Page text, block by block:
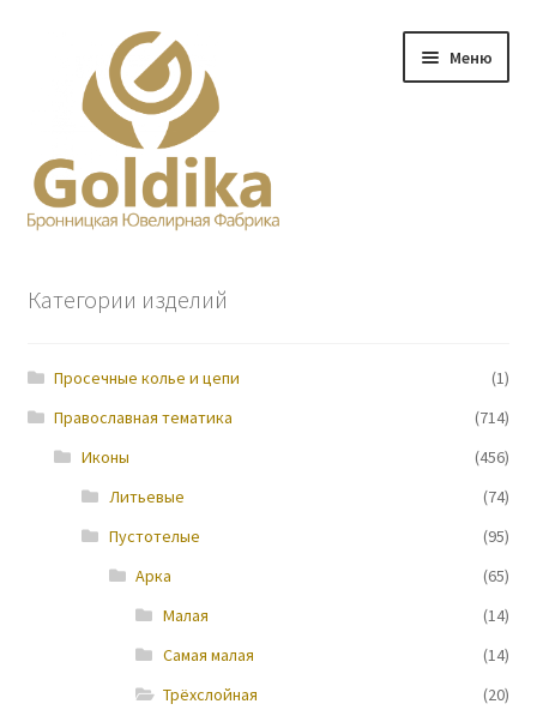
навигации
содержимому
Меню
Прайс-лист
Контакты
Категории изделий
Просечные колье и цепи
(1)
Православная тематика
(714)
Иконы
(456)
Литьевые
(74)
Пустотелые
(95)
Арка
(65)
Малая
(14)
Самая малая
(14)
Трёхслойная
(20)